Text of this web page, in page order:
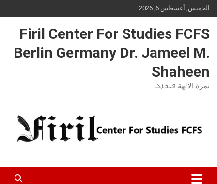
Skip
to
الخميس, أغسطس 6, 2026
Firil Center For Studies FCFS
Berlin Germany Dr. Jameel M.
Shaheen
ثمرة الآلهة ܦܝܪܐܠ